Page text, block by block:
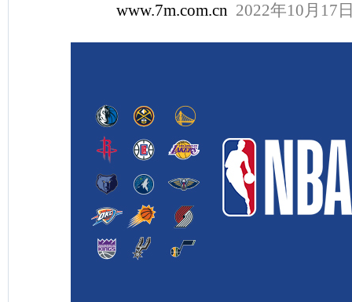
www.7m.com.cn 2022年10月17